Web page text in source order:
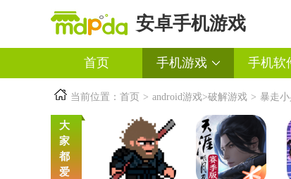
安卓手机游戏
首页 手机游戏 手机软
当前位置： 首页 > android游戏>破解游戏 > 暴走
大
家
都
爱